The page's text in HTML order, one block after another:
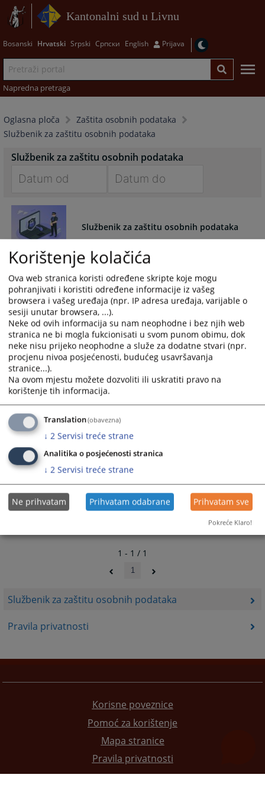
Kantonalni sud u Livnu
Bosanski Hrvatski Srpski Српски English Prijava
Napredna pretraga
Oglasna ploča
Zaštita osobnih podataka
Službenik za zaštitu osobnih podataka
Službenik za zaštitu osobnih podataka
Pravila privatnosti
Službenik za zaštitu osobnih podataka
forward
interact
with
the
calendar
and
select
a
date.
Press
the
question
mark
key
to
get
the
keyboard
shortcuts
for
changing
dates.
to
interact
with
the
calendar
and
select
a
date.
Press
the
mark
key
to
get
the
shortcuts
for
changing
dates.
Službenik za zaštitu osobnih podataka
Zakonom o zaštiti osobnih podataka („Službeni glasnik Bosne
i Hercegovine“, broj: 12/25) propisana je obveza imenovanja
službenika za zaštitu osobnih podataka, njegov status i
zadaci.
06.10.2025.
1 - 1 / 1
1
Korisne poveznice
Pomoć za korištenje
Mapa stranice
Pravila privatnosti
Korištenje kolačića
Ova web stranica koristi određene skripte koje mogu
pohranjivati i koristiti određene informacije iz vašeg
browsera i vašeg uređaja (npr. IP adresa uređaja, varijable o
sesiji unutar browsera, ...).
Neke od ovih informacija su nam neophodne i bez njih web
stranica ne bi mogla fukcionisati u svom punom obimu, dok
neke nisu prijeko neophodne a služe za dodatne stvari (npr.
procjenu nivoa posjećenosti, budućeg usavršavanja
stranice...).
Na ovom mjestu možete dozvoliti ili uskratiti pravo na
korištenje tih informacija.
Translation(obavezna)
↓ 2 Servisi treće strane
Analitika o posjećenosti stranica
↓ 2 Servisi treće strane
Ne prihvatam Prihvatam odabrane Prihvatam sve
Pokreće Klaro!